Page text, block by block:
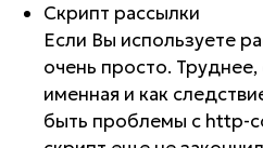
Скрипт рассылки
Если Вы используете
очень просто. Труднее,
именная и как
быть проблемы с http-